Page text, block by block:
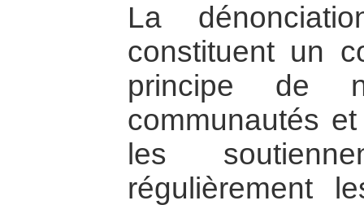
La
constituent un
principe de
communautés
les
régulièrement